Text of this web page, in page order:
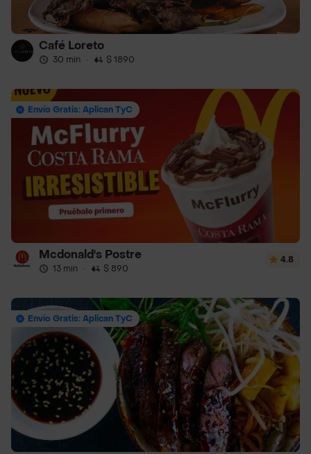
Café Loreto
30 min · $ 1890
Envío Gratis: Aplican TyC
Mcdonald's Postre
13 min · $ 890
4.8
Envío Gratis: Aplican TyC